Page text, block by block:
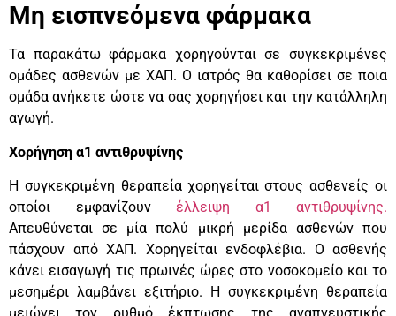
Μη εισπνεόμενα φάρμακα
Τα παρακάτω φάρμακα χορηγούνται σε συγκεκριμένες
ομάδες ασθενών με ΧΑΠ. Ο ιατρός θα καθορίσει σε ποια
ομάδα ανήκετε ώστε να σας χορηγήσει και την κατάλληλη
αγωγή.
Χορήγηση α1 αντιθρυψίνης
Η συγκεκριμένη θεραπεία χορηγείται στους ασθενείς οι
οποίοι εμφανίζουν έλλειψη α1 αντιθρυψίνης.
Απευθύνεται σε μία πολύ μικρή μερίδα ασθενών που
πάσχουν από ΧΑΠ. Χορηγείται ενδοφλέβια. Ο ασθενής
κάνει εισαγωγή τις πρωινές ώρες στο νοσοκομείο και το
μεσημέρι λαμβάνει εξιτήριο. Η συγκεκριμένη θεραπεία